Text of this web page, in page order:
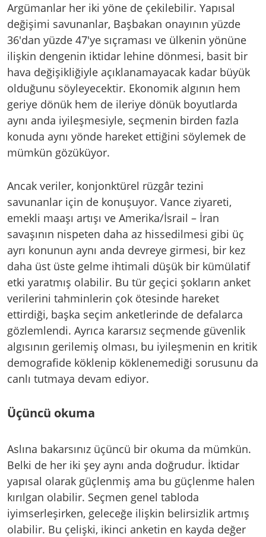
Argümanlar her iki yöne de çekilebilir. Yapısal
değişimi savunanlar, Başbakan onayının yüzde
36'dan yüzde 47'ye sıçraması ve ülkenin yönüne
ilişkin dengenin iktidar lehine dönmesi, basit bir
hava değişikliğiyle açıklanamayacak kadar büyük
olduğunu söyleyecektir. Ekonomik algının hem
geriye dönük hem de ileriye dönük boyutlarda
aynı anda iyileşmesiyle, seçmenin birden fazla
konuda aynı yönde hareket ettiğini söylemek de
mümkün gözüküyor.
Ancak veriler, konjonktürel rüzgâr tezini
savunanlar için de konuşuyor. Vance ziyareti,
emekli maaşı artışı ve Amerika/İsrail – İran
savaşının nispeten daha az hissedilmesi gibi üç
ayrı konunun aynı anda devreye girmesi, bir kez
daha üst üste gelme ihtimali düşük bir kümülatif
etki yaratmış olabilir. Bu tür geçici şokların anket
verilerini tahminlerin çok ötesinde hareket
ettirdiği, başka seçim anketlerinde de defalarca
gözlemlendi. Ayrıca kararsız seçmende güvenlik
algısının gerilemiş olması, bu iyileşmenin en kritik
demografide köklenip köklenemediği sorusunu da
canlı tutmaya devam ediyor.
Üçüncü okuma
Aslına bakarsınız üçüncü bir okuma da mümkün.
Belki de her iki şey aynı anda doğrudur. İktidar
yapısal olarak güçlenmiş ama bu güçlenme halen
kırılgan olabilir. Seçmen genel tabloda
iyimserleşirken, geleceğe ilişkin belirsizlik artmış
olabilir. Bu çelişki, ikinci anketin en kayda değer